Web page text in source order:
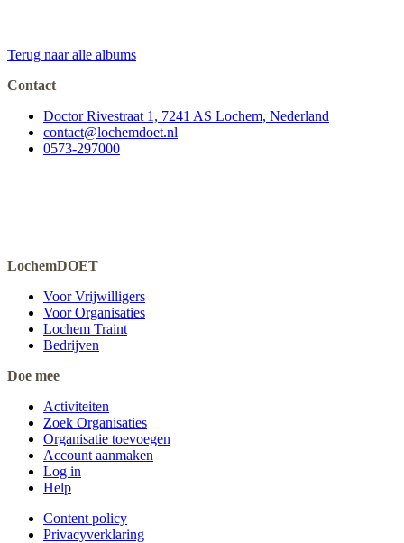
Terug naar alle albums
Contact
Doctor Rivestraat 1, 7241 AS Lochem, Nederland
contact@lochemdoet.nl
0573-297000
LochemDOET
Voor Vrijwilligers
Voor Organisaties
Lochem Traint
Bedrijven
Doe mee
Activiteiten
Zoek Organisaties
Organisatie toevoegen
Account aanmaken
Log in
Help
Content policy
Privacyverklaring